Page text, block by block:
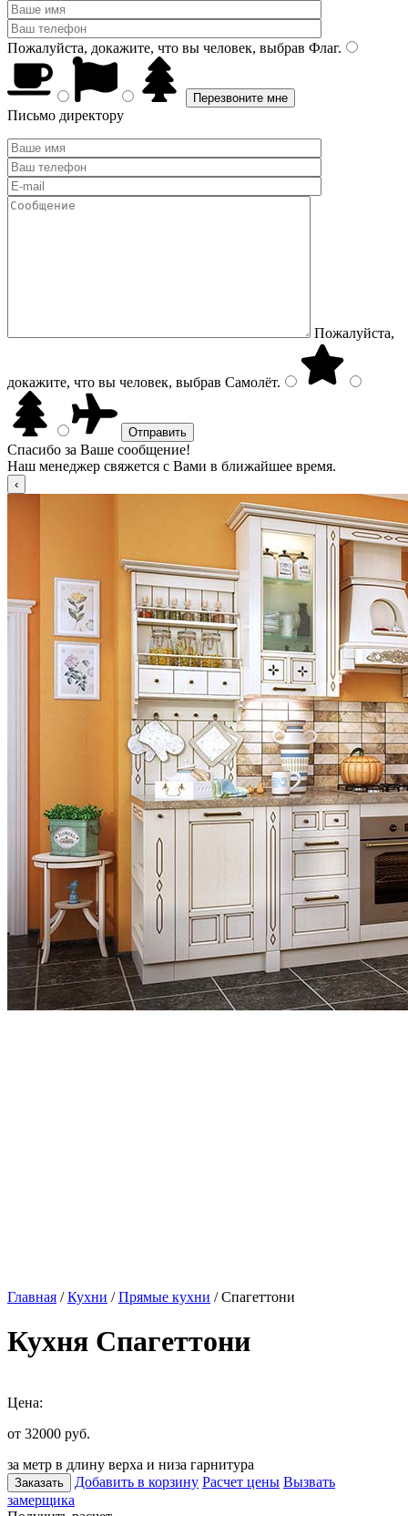
Пожалуйста, докажите, что вы человек, выбрав Флаг.
Письмо директору
Пожалуйста,
докажите, что вы человек, выбрав Самолёт.
Спасибо за Ваше сообщение!
Наш менеджер свяжется с Вами в ближайшее время.
Главная /Кухни /Прямые кухни / Спагеттони
Кухня Спагеттони
Цена:
от 32000 руб.
за метр в длину верха и низа гарнитура
Заказать Добавить в корзину Расчет цены Вызвать
замерщика